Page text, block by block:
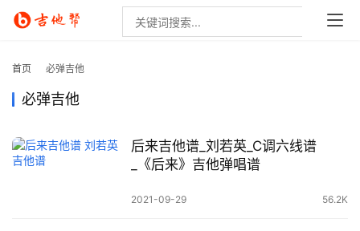
首页 必弹吉他
必弹吉他
后来吉他谱_刘若英_C调六线谱
_《后来》吉他弹唱谱
2021-09-29 56.2K